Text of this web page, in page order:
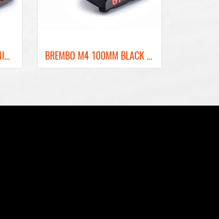
BREMBO M4 108MM TITANIUM FRONT BRAKE CALIPER ปั๊มเบรคเบรมโบ้สีไทเทเนียม 108MM BREMBO M4 100MM BLACK FRONT BRAKE CALIPER ปั๊มเบรคเบรมโบ้สีดำ 100MM